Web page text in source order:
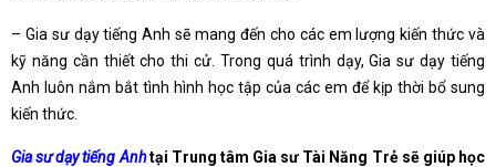
– Gia sư dạy tiếng Anh sẽ mang đến cho các em lượng kiến thức và
kỹ năng cần thiết cho thi cử. Trong quá trình dạy, Gia sư dạy tiếng
Anh luôn nắm bắt tình hình học tập của các em để kịp thời bổ sung
kiến thức.
Gia sư dạy tiếng Anhtại Trung tâm Gia sư Tài Năng Trẻ sẽ giúp học